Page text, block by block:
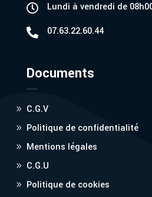

Lundi à vendredi de
 07.63.22.60.44
Documents
C.G.V
Politique de confidentialité
Mentions légales
C.G.U
Politique de cookies